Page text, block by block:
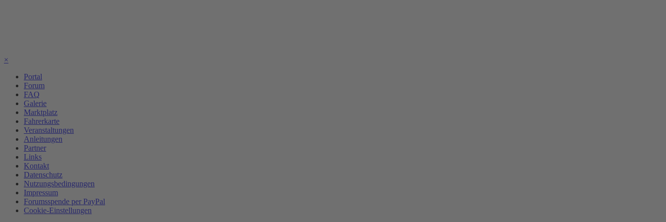
×
Portal
Forum
FAQ
Galerie
Marktplatz
Fahrerkarte
Veranstaltungen
Anleitungen
Partner
Links
Kontakt
Datenschutz
Nutzungsbedingungen
Impressum
Forumsspende per PayPal
Cookie-Einstellungen